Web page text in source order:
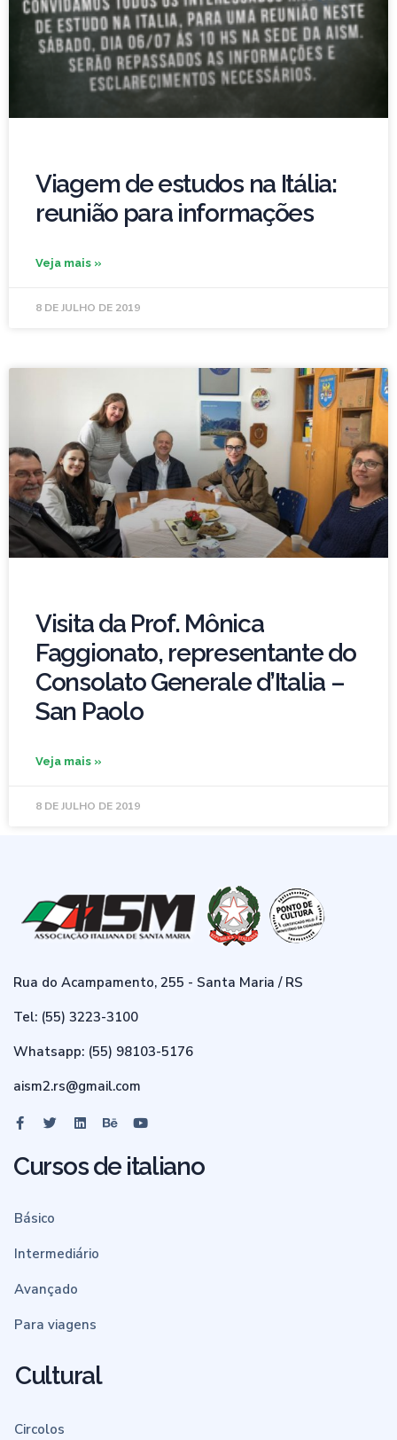
Viagem de estudos na Itália:
reunião para informações
Veja mais »
8 DE JULHO DE 2019
Visita da Prof. Mônica
Faggionato, representante do
Consolato Generale d’Italia –
San Paolo
Veja mais »
8 DE JULHO DE 2019
Rua do Acampamento, 255 - Santa Maria / RS
Tel: (55) 3223-3100
Whatsapp: (55) 98103-5176
aism2.rs@gmail.com
Cursos de italiano
Básico
Intermediário
Avançado
Para viagens
Cultural
Circolos